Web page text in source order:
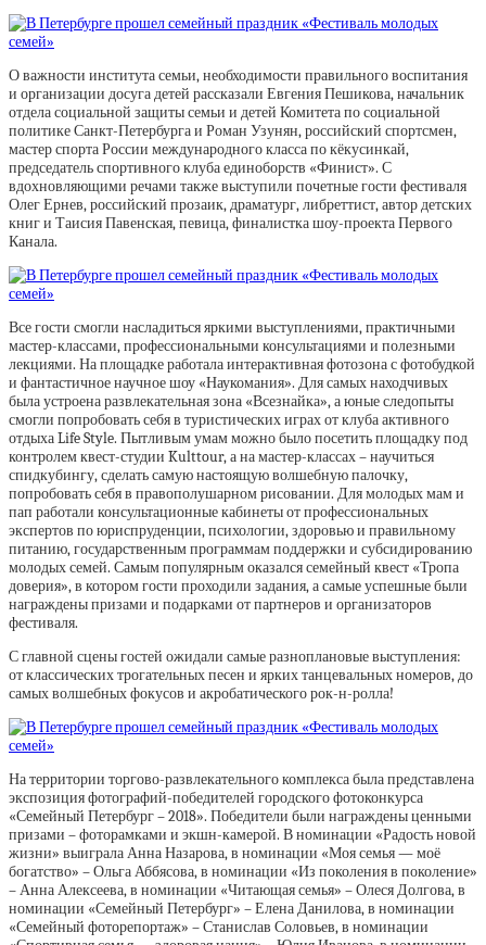
О важности института семьи, необходимости правильного воспитания
и организации досуга детей рассказали Евгения Пешикова, начальник
отдела социальной защиты семьи и детей Комитета по социальной
политике Санкт-Петербурга и Роман Узунян, российский спортсмен,
мастер спорта России международного класса по кёкусинкай,
председатель спортивного клуба единоборств «Финист». С
вдохновляющими речами также выступили почетные гости фестиваля
Олег Ернев, российский прозаик, драматург, либреттист, автор детских
книг и Таисия Павенская, певица, финалистка шоу-проекта Первого
Канала.
Все гости смогли насладиться яркими выступлениями, практичными
мастер-классами, профессиональными консультациями и полезными
лекциями. На площадке работала интерактивная фотозона с фотобудкой
и фантастичное научное шоу «Наукомания». Для самых находчивых
была устроена развлекательная зона «Всезнайка», а юные следопыты
смогли попробовать себя в туристических играх от клуба активного
отдыха Life Style. Пытливым умам можно было посетить площадку под
контролем квест-студии Kulttour, а на мастер-классах – научиться
спидкубингу, сделать самую настоящую волшебную палочку,
попробовать себя в правополушарном рисовании. Для молодых мам и
пап работали консультационные кабинеты от профессиональных
экспертов по юриспруденции, психологии, здоровью и правильному
питанию, государственным программам поддержки и субсидированию
молодых семей. Самым популярным оказался семейный квест «Тропа
доверия», в котором гости проходили задания, а самые успешные были
награждены призами и подарками от партнеров и организаторов
фестиваля.
С главной сцены гостей ожидали самые разноплановые выступления:
от классических трогательных песен и ярких танцевальных номеров, до
самых волшебных фокусов и акробатического рок-н-ролла!
На территории торгово-развлекательного комплекса была представлена
экспозиция фотографий-победителей городского фотоконкурса
«Семейный Петербург – 2018». Победители были награждены ценными
призами – фоторамками и экшн-камерой. В номинации «Радость новой
жизни» выиграла Анна Назарова, в номинации «Моя семья — моё
богатство» – Ольга Аббясова, в номинации «Из поколения в поколение»
– Анна Алексеева, в номинации «Читающая семья» – Олеся Долгова, в
номинации «Семейный Петербург» – Елена Данилова, в номинации
«Семейный фоторепортаж» – Станислав Соловьев, в номинации